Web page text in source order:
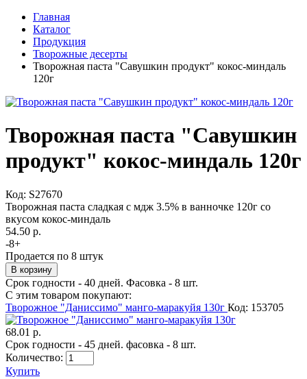
Главная
Каталог
Продукция
Творожные десерты
Творожная паста "Савушкин продукт" кокос-миндаль
120г
Творожная паста "Савушкин
продукт" кокос-миндаль 120г
Код: S27670
Творожная паста сладкая с мдж 3.5% в ванночке 120г со
вкусом кокос-миндаль
54.50 р.
-8+
Продается по 8 штук
Срок годности - 40 дней. Фасовка - 8 шт.
С этим товаром покупают:
Творожное "Даниссимо" манго-маракуйя 130г Код: 153705
68.01 р.
Срок годности - 45 дней. фасовка - 8 шт.
Количество:
Купить